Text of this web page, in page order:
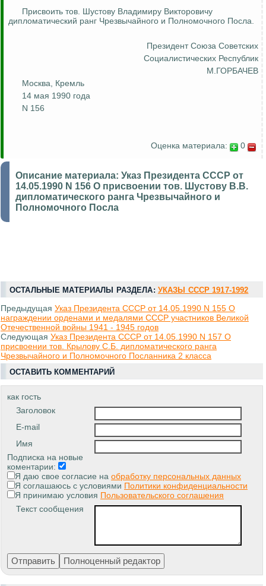
Присвоить тов. Шустову Владимиру Викторовичу
дипломатический ранг Чрезвычайного и Полномочного Посла.
Президент Союза Советских
Социалистических Республик
М.ГОРБАЧЕВ
Москва, Кремль
14 мая 1990 года
N 156
Оценка материала: 0
Описание материала: Указ Президента СССР от
14.05.1990 N 156 О присвоении тов. Шустову В.В.
дипломатического ранга Чрезвычайного и
Полномочного Посла
ОСТАЛЬНЫЕ МАТЕРИАЛЫ РАЗДЕЛА: УКАЗЫ СССР 1917-1992
Предыдущая Указ Президента СССР от 14.05.1990 N 155 О
награждении орденами и медалями СССР участников Великой
Отечественной войны 1941 - 1945 годов
Следующая Указ Президента СССР от 14.05.1990 N 157 О
присвоении тов. Крылову С.Б. дипломатического ранга
Чрезвычайного и Полномочного Посланника 2 класса
ОСТАВИТЬ КОММЕНТАРИЙ
как гость
Заголовок
E-mail
Имя
Подписка на новые
коментарии:
Я даю свое согласие на обработку персональных данных
Я соглашаюсь с условиями Политики конфиденциальности
Я принимаю условия Пользовательского соглашения
Текст сообщения